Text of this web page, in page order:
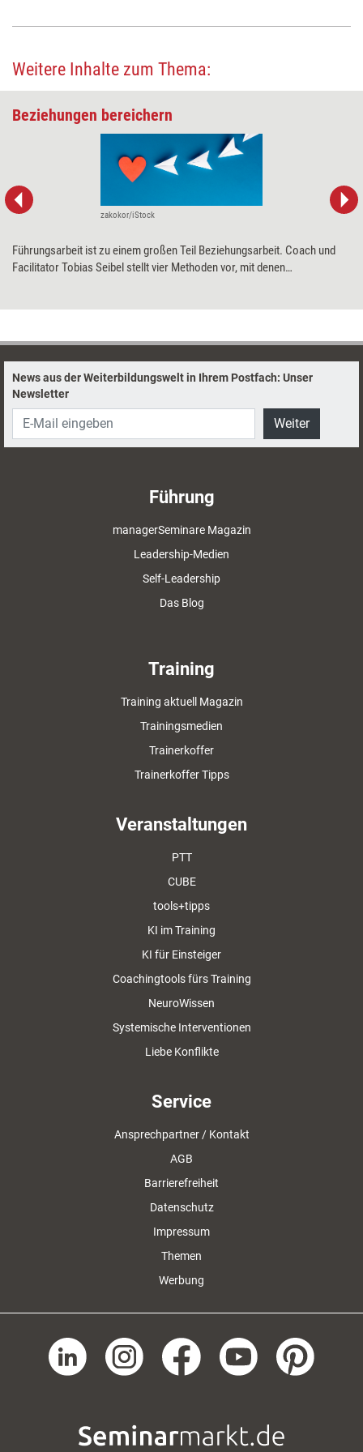
Weitere Inhalte zum Thema:
Beziehungen bereichern
zakokor/iStock
Führungsarbeit ist zu einem großen Teil Beziehungsarbeit. Coach und
Facilitator Tobias Seibel stellt vier Methoden vor, mit denen
News aus der Weiterbildungswelt in Ihrem Postfach: Unser
Newsletter
Weiter
Führung
managerSeminare Magazin
Leadership-Medien
Self-Leadership
Das Blog
Training
Training aktuell Magazin
Trainingsmedien
Trainerkoffer
Trainerkoffer Tipps
Veranstaltungen
PTT
CUBE
tools+tipps
KI im Training
KI für Einsteiger
Coachingtools fürs Training
NeuroWissen
Systemische Interventionen
Liebe Konflikte
Service
Ansprechpartner / Kontakt
AGB
Barrierefreiheit
Datenschutz
Impressum
Themen
Werbung